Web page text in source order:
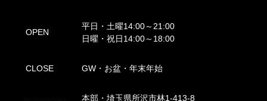
OPEN
平日・土曜14:00～21:00
日曜・祝日14:00～18:00
CLOSE GW・お盆・年末年始
本部・埼玉県所沢市林1-413-8